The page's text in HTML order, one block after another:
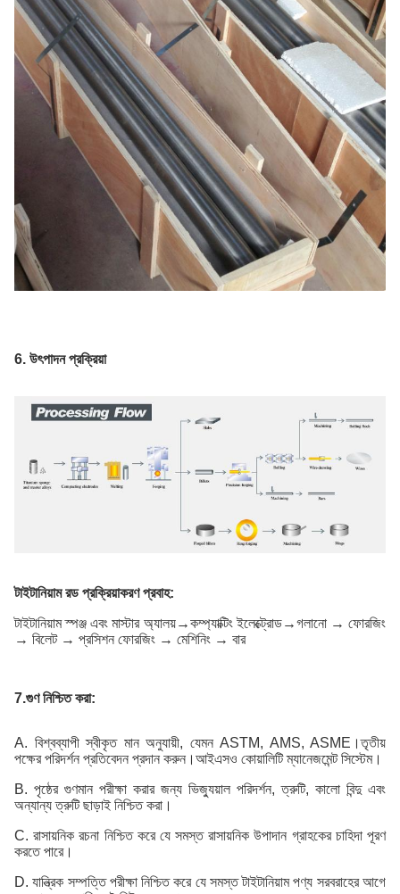
6. উৎপাদন প্রক্রিয়া
টাইটানিয়াম রড প্রক্রিয়াকরণ প্রবাহ:
টাইটানিয়াম স্পঞ্জ এবং মাস্টার অ্যালয়→কম্প্যাক্টিং ইলেক্ট্রোড→গলানো → ফোরজিং
→ বিলেট → প্রসিশন ফোরজিং → মেশিনিং → বার
7.গুণ নিশ্চিত করা:
A. বিশ্বব্যাপী স্বীকৃত মান অনুযায়ী, যেমন ASTM, AMS, ASME।তৃতীয়
পক্ষের পরিদর্শন প্রতিবেদন প্রদান করুন।আইএসও কোয়ালিটি ম্যানেজমেন্ট সিস্টেম।
B. পৃষ্ঠের গুণমান পরীক্ষা করার জন্য ভিজ্যুয়াল পরিদর্শন, ত্রুটি, কালো বিন্দু এবং
অন্যান্য ত্রুটি ছাড়াই নিশ্চিত করা।
C. রাসায়নিক রচনা নিশ্চিত করে যে সমস্ত রাসায়নিক উপাদান গ্রাহকের চাহিদা পূরণ
করতে পারে।
D. যান্ত্রিক সম্পত্তি পরীক্ষা নিশ্চিত করে যে সমস্ত টাইটানিয়াম পণ্য সরবরাহের আগে